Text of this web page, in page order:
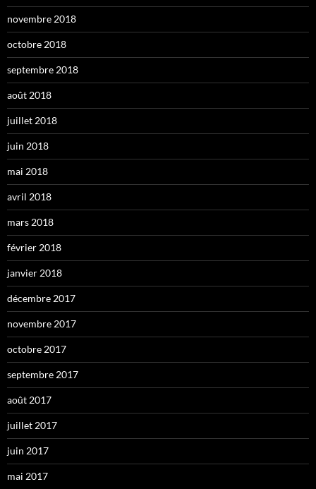
novembre 2018
octobre 2018
septembre 2018
août 2018
juillet 2018
juin 2018
mai 2018
avril 2018
mars 2018
février 2018
janvier 2018
décembre 2017
novembre 2017
octobre 2017
septembre 2017
août 2017
juillet 2017
juin 2017
mai 2017